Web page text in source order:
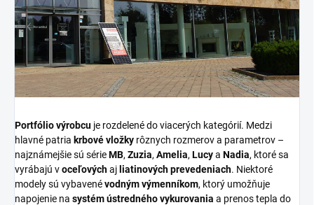
Portfólio výrobcu je rozdelené do viacerých kategórií. Medzi
hlavné patria krbové vložky rôznych rozmerov a parametrov –
najznámejšie sú sérieMB, Zuzia, Amelia, Lucya Nadia, ktoré sa
vyrábajú voceľovýchaj liatinových prevedeniach. Niektoré
modely sú vybavenévodným výmenníkom, ktorý umožňuje
napojenie na systém ústredného vykurovania a prenos tepla do